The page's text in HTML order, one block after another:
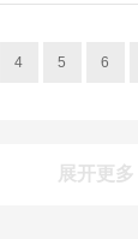
4 5 6
展开更